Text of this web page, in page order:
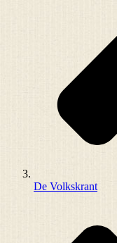
De Volkskrant